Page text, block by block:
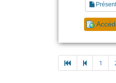
1